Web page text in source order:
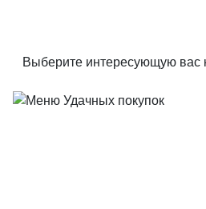
Выберите интересующую вас